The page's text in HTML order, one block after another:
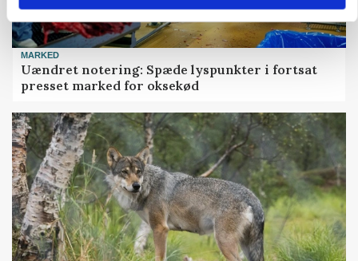
MARKED
Uændret notering: Spæde lyspunkter i fortsat
presset marked for oksekød